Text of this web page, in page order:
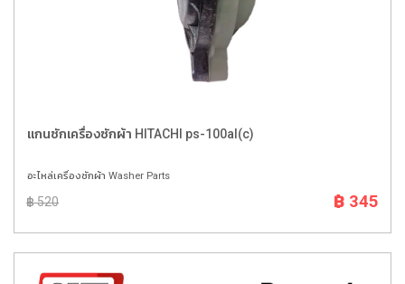
แกนซักเครื่องซักผ้า HITACHI ps-100al(c)
อะไหล่เครื่องซักผ้า Washer Parts
฿ 520 ฿ 345